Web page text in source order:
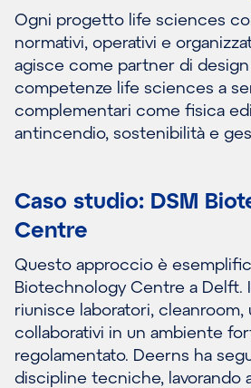
Ogni progetto life sciences
normativi, operativi e
agisce come partner di
competenze life sciences a
complementari come fisica
antincendio, sostenibilità e
Caso studio: DSM
Centre
Questo approccio è
Biotechnology Centre a Delft.
riunisce laboratori, cleanroom,
collaborativi in un ambiente
regolamentato. Deerns ha
discipline tecniche,